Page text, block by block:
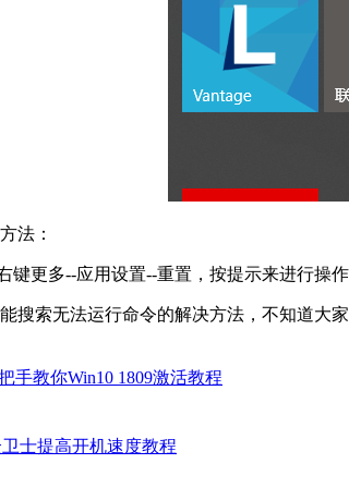
法：
键更多--应用设置--重置，按提示来进行操
搜索无法运行命令的解决方法，不知道大
手教你Win10 1809激活教程
士提高开机速度教程